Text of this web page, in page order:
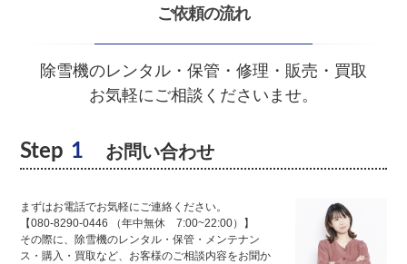
ご依頼の流れ
除雪機のレンタル・保管・修理・販売・買取
お気軽にご相談くださいませ。
Step 1 お問い合わせ
まずはお電話でお気軽にご連絡ください。
【080-8290-0446 （年中無休 7:00~22:00）】
その際に、除雪機のレンタル・保管・メンテナン
ス・購入・買取など、お客様のご相談内容をお聞か